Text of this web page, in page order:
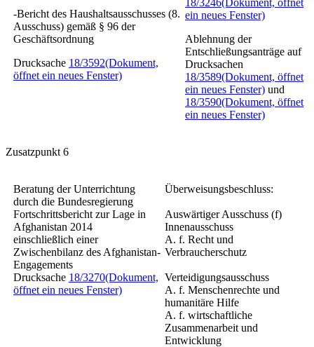
-Bericht des Haushaltsausschusses (8.
Ausschuss) gemäß § 96 der
Geschäftsordnung
Drucksache 18/3592(Dokument,
öffnet ein neues Fenster)
ein neues Fenster)
Ablehnung der
Entschließungsanträge auf
Drucksachen
18/3589(Dokument, öffnet
ein neues Fenster) und
18/3590(Dokument, öffnet
ein neues Fenster)
Zusatzpunkt 6
Beratung der Unterrichtung
durch die Bundesregierung
Fortschrittsbericht zur Lage in
Afghanistan 2014
einschließlich einer
Zwischenbilanz des Afghanistan-
Engagements
Drucksache 18/3270(Dokument,
öffnet ein neues Fenster)
Überweisungsbeschluss:
Auswärtiger Ausschuss (f)
Innenausschuss
A. f. Recht und
Verbraucherschutz
Verteidigungsausschuss
A. f. Menschenrechte und
humanitäre Hilfe
A. f. wirtschaftliche
Zusammenarbeit und
Entwicklung